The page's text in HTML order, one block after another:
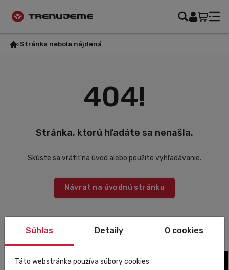
Stránka nebola nájdená
404!
Stránka, ktorú hľadáte sa nenašla.
Skúste sa vrátiť na úvod alebo použite vyhľadávanie.
Návrat na úvodnú stránku
Súhlas Detaily O cookies
Táto webstránka používa súbory cookies